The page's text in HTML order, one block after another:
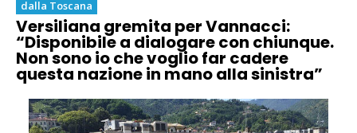
dalla Toscana
Versiliana gremita per Vannacci:
“Disponibile a dialogare con chiunque.
Non sono io che voglio far cadere
questa nazione in mano alla sinistra”